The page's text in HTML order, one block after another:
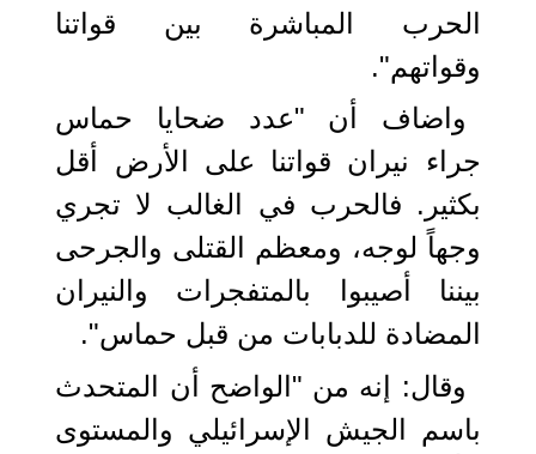
الحرب المباشرة بين قواتنا
وقواتهم".
واضاف أن "عدد ضحايا حماس
جراء نيران قواتنا على الأرض أقل
بكثير. فالحرب في الغالب لا تجري
وجهاً لوجه، ومعظم القتلى والجرحى
بيننا أصيبوا بالمتفجرات والنيران
المضادة للدبابات من قبل حماس".
وقال: إنه من "الواضح أن المتحدث
باسم الجيش الإسرائيلي والمستوى